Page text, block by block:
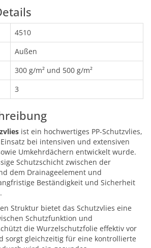
4510
Außen
300 g/m² und 500 g/m²
3
ist ein hochwertiges PP-Schutzvlies,
bei intensiven und extensiven
Umkehrdächern entwickelt wurde.
Schutzschicht zwischen der
dem Drainageelement und
Beständigkeit und Sicherheit
Struktur bietet das Schutzvlies eine
Schutzfunktion und
die Wurzelschutzfolie effektiv vor
sorgt gleichzeitig für eine kontrollierte